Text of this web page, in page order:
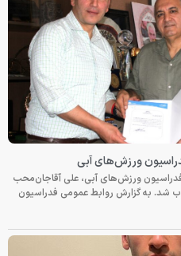
ورزش‌های آبی
ورزش‌های آبی، علی آقاجان‌محب
شد. به گزارش روابط عمومی فدراسیون